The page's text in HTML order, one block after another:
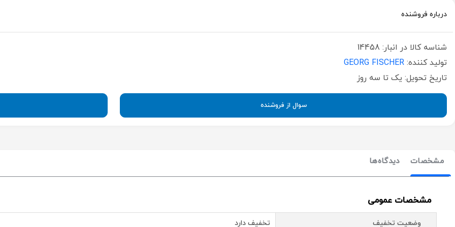
درباره فروشنده
شناسه کالا در انبار: 14458
تولید کننده: GEORG FISCHER
تاریخ تحویل: یک تا سه روز
سوال از فروشنده
مشخصات دیدگاه‌ها
مشخصات عمومی
وضعیت تخفیف تخفیف دارد